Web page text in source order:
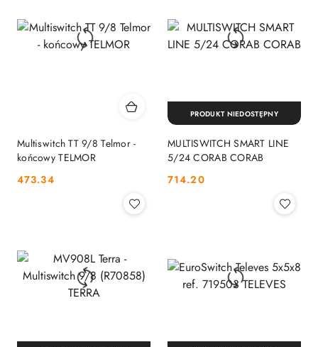
Multiswitch TT 9/8 Telmor -
końcowy TELMOR
Cena:
473.34
MULTISWITCH SMART LINE
5/24 CORAB CORAB
Cena:
714.20
PRODUKT NIEDOSTĘPNY